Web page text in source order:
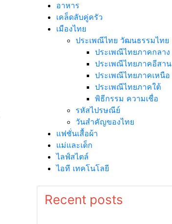
อาหาร
เคล็ดลับคู่ครัว
เมืองไทย
ประเพณีไทย วัฒนธรรมไทย
ประเพณีไทยภาคกลาง
ประเพณีไทยภาคอีสาน
ประเพณีไทยภาคเหนือ
ประเพณีไทยภาคใต้
พิธีกรรม ความเชื่อ
รหัสไปรษณีย์
วันสำคัญของไทย
แฟชั่นเสื้อผ้า
แม่และเด็ก
ไลฟ์สไตล์
ไอที เทคโนโลยี
Recent posts